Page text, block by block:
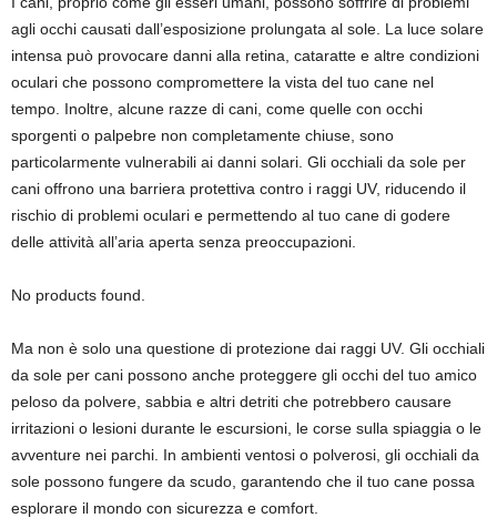
agli occhi causati dall’esposizione prolungata al sole. La luce solare
intensa può provocare danni alla retina, cataratte e altre condizioni
oculari che possono compromettere la vista del tuo cane nel
tempo. Inoltre, alcune razze di cani, come quelle con occhi
sporgenti o palpebre non completamente chiuse, sono
particolarmente vulnerabili ai danni solari. Gli occhiali da sole per
cani offrono una barriera protettiva contro i raggi UV, riducendo il
rischio di problemi oculari e permettendo al tuo cane di godere
delle attività all’aria aperta senza preoccupazioni.
No products found.
Ma non è solo una questione di protezione dai raggi UV. Gli occhiali
da sole per cani possono anche proteggere gli occhi del tuo amico
peloso da polvere, sabbia e altri detriti che potrebbero causare
irritazioni o lesioni durante le escursioni, le corse sulla spiaggia o le
avventure nei parchi. In ambienti ventosi o polverosi, gli occhiali da
sole possono fungere da scudo, garantendo che il tuo cane possa
esplorare il mondo con sicurezza e comfort.